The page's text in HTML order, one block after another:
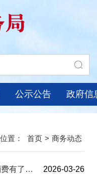
公示公告 政府信
首页 > 商务动态
当“大象”牵手“群雁”，河南新消费有了新答案 2026-03-26